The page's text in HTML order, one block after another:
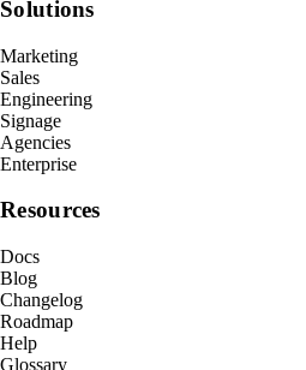
Solutions
Marketing
Sales
Engineering
Signage
Agencies
Enterprise
Resources
Docs
Blog
Changelog
Roadmap
Help
Glossary